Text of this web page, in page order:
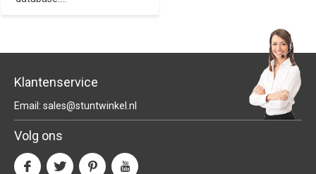
Klantenservice
Email: sales@stuntwinkel.nl
Volg ons